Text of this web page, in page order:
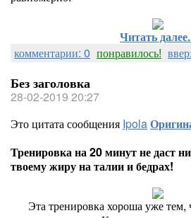
Читать
комментарии: 0 понравилось!
Без заголовка
28-02-2019 20:27
Это цитата сообщения Ipola
Тренировка на 20 минут не даст
твоему жиру на талии и бедрах!
Эта тренировка хороша уже тем,